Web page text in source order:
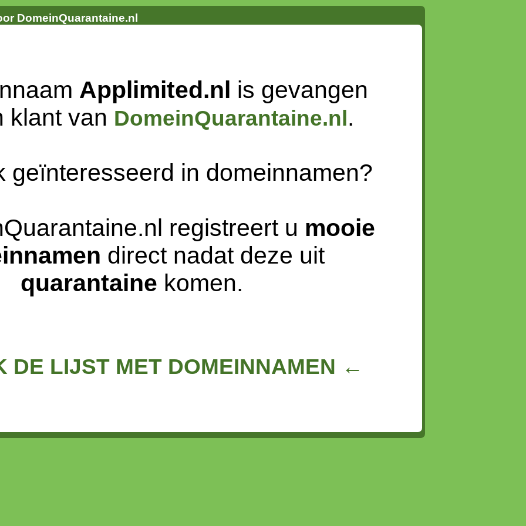
DomeinQuarantaine.nl
Applimited.nl is gevangen
klant van DomeinQuarantaine.nl .
geïnteresseerd in domeinnamen?
registreert u mooie
direct nadat deze uit
quarantaine komen.
DE LIJST MET DOMEINNAMEN ←